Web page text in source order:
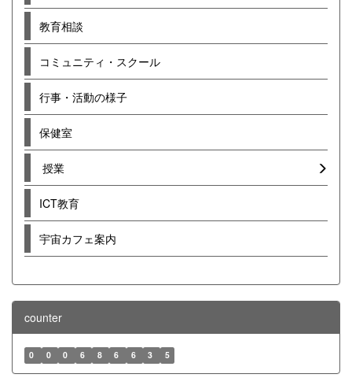
教育相談
コミュニティ・スクール
行事・活動の様子
保健室
授業
ICT教育
宇宙カフェ案内
counter
0 0 0 6 8 6 6 3 5